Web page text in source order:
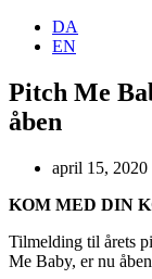
DA
EN
Pitch Me
åben
april 15, 2020
KOM MED DIN
Tilmelding til årets
Me Baby, er nu